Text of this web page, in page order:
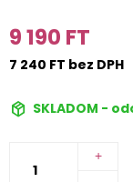
9 190 FT
7 240 FT bez DPH
SKLADOM -
+